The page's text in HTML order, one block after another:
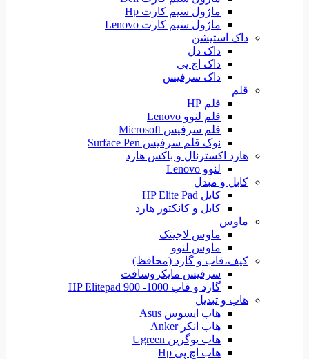
ماژول سیم کارت Hp
ماژول سیم کارت Lenovo
داک استیشن
داک دل
داک اچ پی
داک سرفیس
قلم
قلم HP
قلم لنوو Lenovo
قلم سرفیس Microsoft
نوک قلم سرفیس Surface Pen
هارد اکسترنال و باکس هارد
لنوو Lenovo
کابل و مبدل
کابل HP Elite Pad
کابل و کانکتور هارد
ماوس
ماوس لاجیتک
ماوس لنوو
کیف،قاب و گارد (محافظ)
سرفیس مایکروسافت
گارد و قاب HP Elitepad 900 -1000
هاب و تبدیل
هاب ایسوس Asus
هاب انکر Anker
هاب یوگرین Ugreen
هاب اچ پی Hp